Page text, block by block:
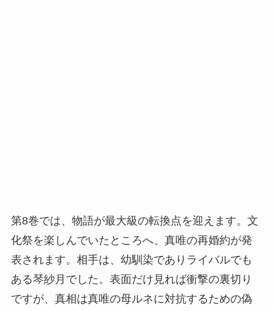
第8巻では、物語が最大級の転換点を迎えます。文
化祭を楽しんでいたところへ、真唯の再婚約が発
表されます。相手は、幼馴染でありライバルでも
ある琴紗月でした。表面だけ見れば衝撃の裏切り
ですが、真相は真唯の母ルネに対抗するための偽